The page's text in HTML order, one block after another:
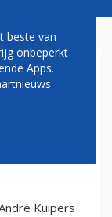
Kuipers
beste van
onbeperkt
Apps.